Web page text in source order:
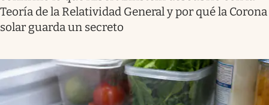
Teoría de la Relatividad General y por qué la Corona
solar guarda un secreto